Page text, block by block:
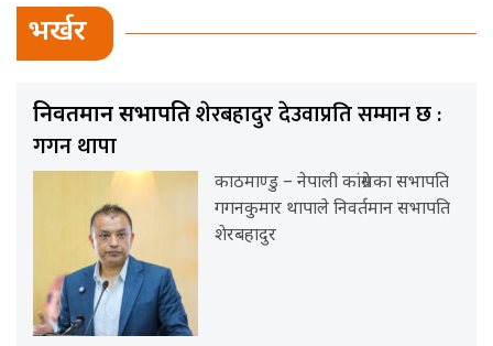
भर्खर
निवर्तमान सभापतिशेरबहादुर देउवाप्रति सम्मान छ :
गगन थापा
काठमाण्डु – नेपाली कांग्रेसका सभापति
गगनकुमार थापाले निवर्तमान सभापति
शेरबहादुर